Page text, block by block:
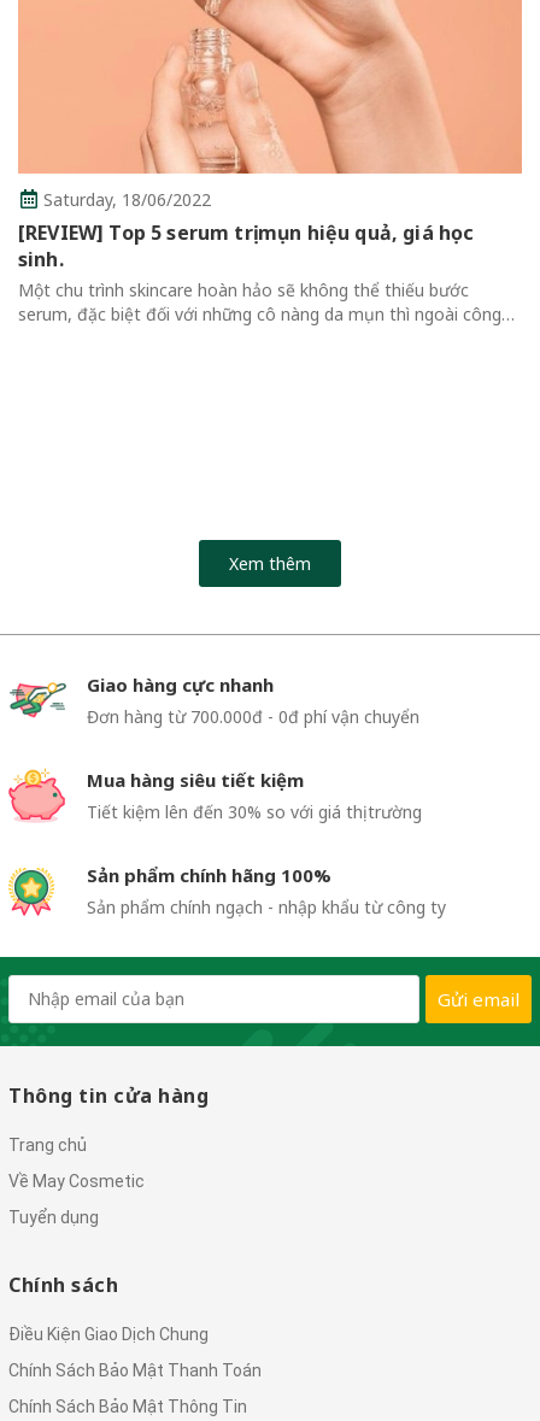
Thursday,
Review Top 7 Mascara Chống Lem Tốt Mà Bạn
Không Thể Bỏ Qua
Xem thêm
Giao hàng cực nhanh
Đơn hàng từ 700.000đ - 0đ phí vận chuyển
Mua hàng siêu tiết kiệm
Tiết kiệm lên đến 30% so với giá thị trường
Sản phẩm chính hãng 100%
Sản phẩm chính ngạch - nhập khẩu từ công ty
Gửi email
Thông tin cửa hàng
Trang chủ
Về May Cosmetic
Tuyển dụng
Chính sách
Điều Kiện Giao Dịch Chung
Chính Sách Bảo Mật Thanh Toán
Chính Sách Bảo Mật Thông Tin